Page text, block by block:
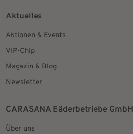
Aktuelles
Aktionen & Events
VIP-Chip
Magazin & Blog
Newsletter
CARASANA Bäderbetriebe GmbH
Über uns